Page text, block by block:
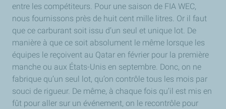
entre les compétiteurs. Pour une saison de FIA WEC,
nous fournissons près de huit cent mille litres. Or il faut
que ce carburant soit issu d’un seul et unique lot. De
manière à que ce soit absolument le même lorsque les
équipes le reçoivent au Qatar en février pour la première
manche ou aux États-Unis en septembre. Donc, on ne
fabrique qu’un seul lot, qu’on contrôle tous les mois par
souci de rigueur. De même, à chaque fois qu’il est mis en
fût pour aller sur un événement, on le recontrôle pour